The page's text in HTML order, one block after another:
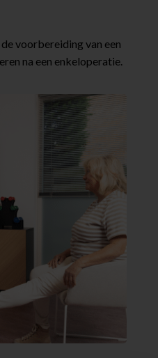
voorbereiding van een
na een enkeloperatie.